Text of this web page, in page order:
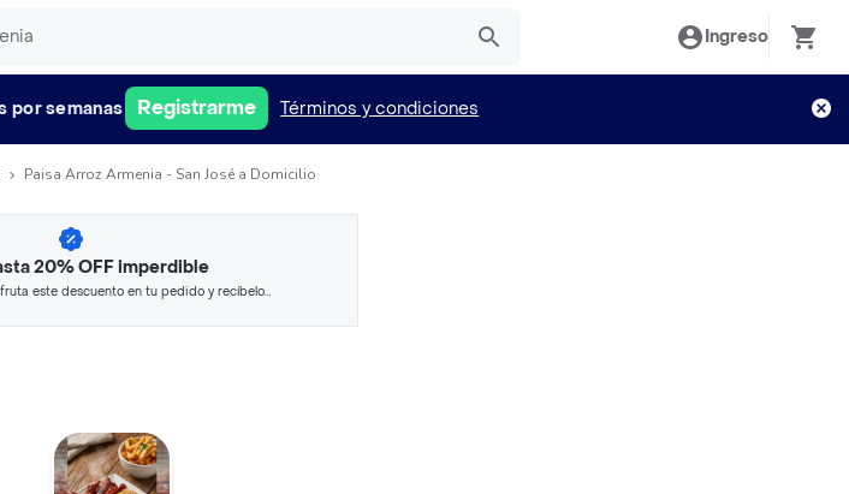
Ingreso
por semanas Registrarme Términos y condiciones
Paisa Arroz Armenia - San José a Domicilio
20% OFF imperdible
este descuento en tu pedido y recíbelo